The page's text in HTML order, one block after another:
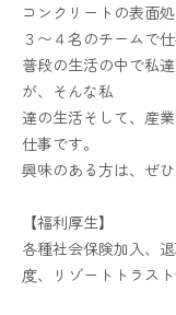
コンクリートの表面
３〜４名のチームで
普段の生活の中で私
が、そんな私
達の生活そして、産
仕事です。
興味のある方は、ぜ
【福利厚生】
各種社会保険加入、
度、リゾートトラス